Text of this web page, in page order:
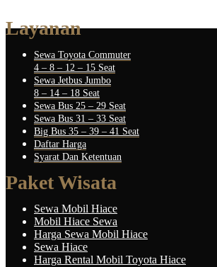
Layanan
Sewa Toyota Commuter
4 – 8 – 12 – 15 Seat
Sewa Jetbus Jumbo
8 – 14 – 18 Seat
Sewa Bus 25 – 29 Seat
Sewa Bus 31 – 33 Seat
Big Bus 35 – 39 – 41 Seat
Daftar Harga
Syarat Dan Ketentuan
Paket Wisata
Sewa Mobil Hiace
Mobil Hiace Sewa
Harga Sewa Mobil Hiace
Sewa Hiace
Harga Rental Mobil Toyota Hiace